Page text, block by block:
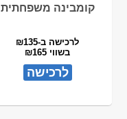
קומבינה משפחתית
לרכישה ב-₪135
בשווי ₪165
לרכישה